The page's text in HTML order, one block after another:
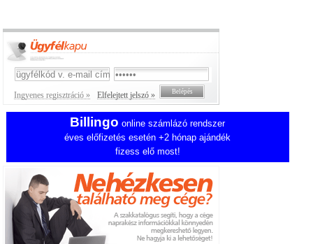
Ingyenes regisztráció » Elfelejtett jelszó »
Billingo online számlázó rendszer
éves előfizetés esetén +2 hónap ajándék
fizess elő most!